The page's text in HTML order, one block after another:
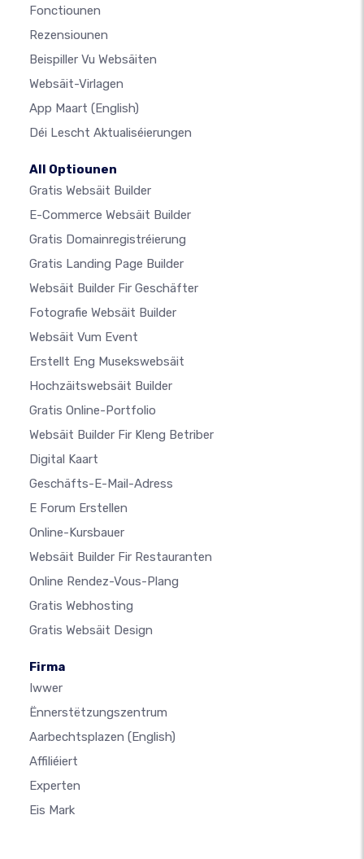
Fonctiounen
Rezensiounen
Beispiller Vu Websäiten
Websäit-Virlagen
App Maart (English)
Déi Lescht Aktualiséierungen
All Optiounen
Gratis Websäit Builder
E-Commerce Websäit Builder
Gratis Domainregistréierung
Gratis Landing Page Builder
Websäit Builder Fir Geschäfter
Fotografie Websäit Builder
Websäit Vum Event
Erstellt Eng Musekswebsäit
Hochzäitswebsäit Builder
Gratis Online-Portfolio
Websäit Builder Fir Kleng Betriber
Digital Kaart
Geschäfts-E-Mail-Adress
E Forum Erstellen
Online-Kursbauer
Websäit Builder Fir Restauranten
Online Rendez-Vous-Plang
Gratis Webhosting
Gratis Websäit Design
Firma
Iwwer
Ënnerstëtzungszentrum
Aarbechtsplazen (English)
Affiliéiert
Experten
Eis Mark